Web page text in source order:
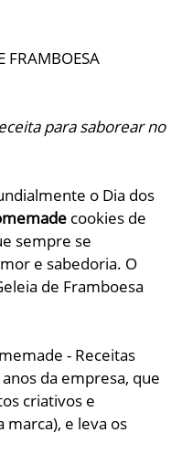
FRAMBOESA
para saborear no
o Dia dos
cookies de
sempre se
e sabedoria. O
de Framboesa
- Receitas
da empresa, que
criativos e
e leva os